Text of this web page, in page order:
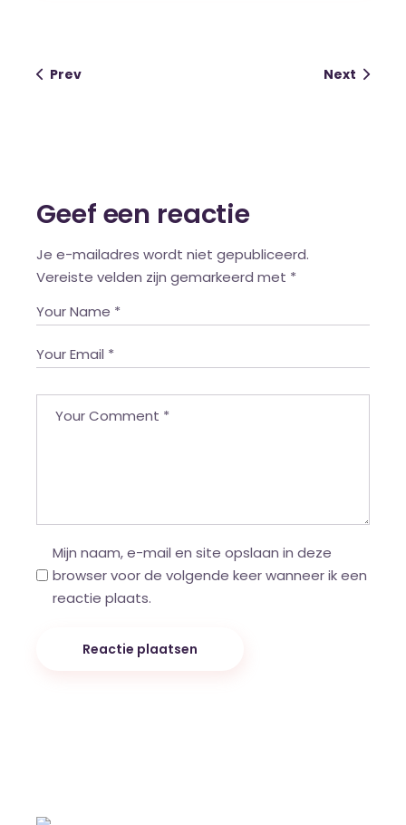
Prev Next
Geef een reactie
Je e-mailadres wordt niet gepubliceerd.
Vereiste velden zijn gemarkeerd met *
Mijn naam, e-mail en site opslaan in deze
browser voor de volgende keer wanneer ik een
reactie plaats.
Reactie plaatsen